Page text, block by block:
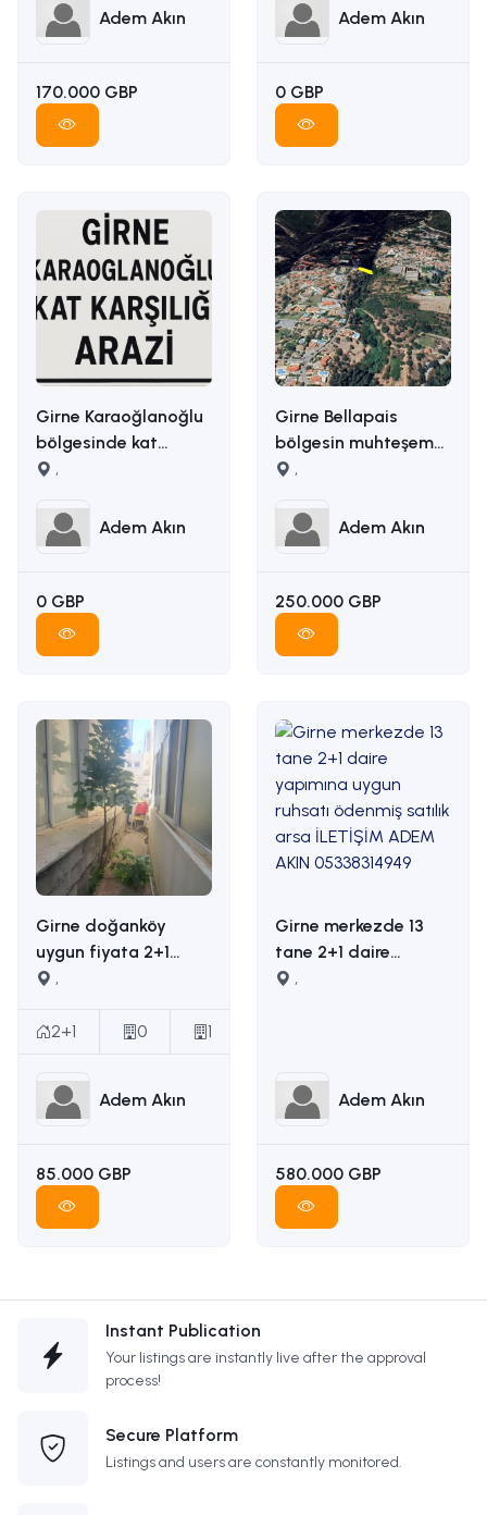
05338314949Adem Akın
170.000 GBP
05338314949Adem Akın
0 GBP
Girne Karaoğlanoğlu
bölgesinde kat
karşılığı arazi
05338314949
,
Adem Akın
0 GBP
Girne Bellapais
bölgesin muhteşem
manzaralı satılık arsa
05338314949
,
Adem Akın
250.000 GBP
Girne doğanköy
uygun fiyata 2+1
satılık daire İLETİŞİM
05338314949
,
2+1 0 1
Adem Akın
85.000 GBP
Girne merkezde 13
tane 2+1 daire
yapımına uygun
05338314949
,
Adem Akın
580.000 GBP
Instant Publication
Your listings are instantly live after the approval
process!
Secure Platform
Listings and users are constantly monitored.